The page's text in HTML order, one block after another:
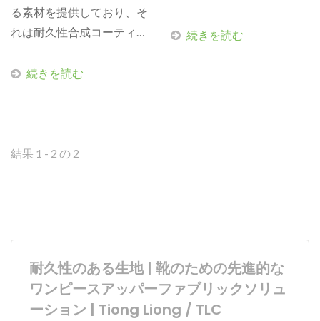
る素材を提供しており、そ
れは耐久性合成コーティン
ァブリックです。 耐久性
性のあるPUフィルムとス
は、耐摩耗保護を提供する
ために、フットウェアのト
ウキャップとヒールに使用
続きを読む
続きを読む
結果 1 - 2 の 2
耐久性のある生地 | 靴のための先進的な
ワンピースアッパーファブリックソリュ
ーション | Tiong Liong / TLC